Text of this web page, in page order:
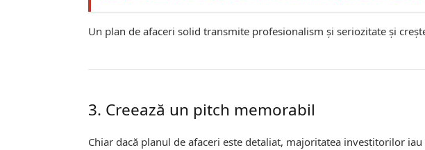
Un plan de afaceri solid transmite profesionalism și seriozitate și
3. Creează un pitch memorabil
Chiar dacă planul de afaceri este detaliat, majoritatea investitorilor